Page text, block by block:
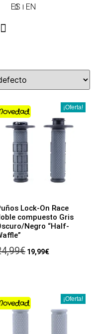
ES EN
¡Oferta!
Lock-On Race
compuesto Gris
Negro “Half-
€ 19,99€
¡Oferta!